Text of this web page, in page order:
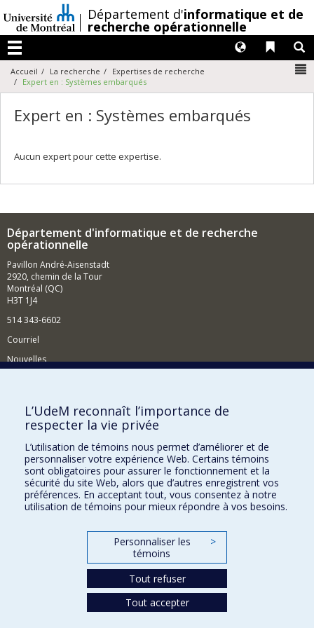
au
contenu
/Département d'informatique et de
recherche opérationnelle
Menu
Liens
Langues
Accueil La recherche
Expertises de recherche
Expert en : Systèmes embarqués
Expert en : Systèmes embarqués
Aucun expert pour cette expertise.
Département d'informatique et de recherche
opérationnelle
Pavillon André-Aisenstadt
2920, chemin de la Tour
Montréal (QC)
H3T 1J4
514 343-6602
Courriel
Nouvelles
Comment soutenir le Département?
BESOIN D'AIDE?
Plan du site
Signaler une erreur
Accessibilité
FACULTÉ DES ARTS ET DES SCIENCES
Nos départements et écoles
L’UdeM reconnaît l’importance de
respecter la vie privée
L’utilisation de témoins nous permet d’améliorer et de
personnaliser votre expérience Web. Certains témoins
sont obligatoires pour assurer le fonctionnement et la
sécurité du site Web, alors que d’autres enregistrent vos
préférences. En acceptant tout, vous consentez à notre
utilisation de témoins pour mieux répondre à vos besoins.
Personnaliser les
témoins
>
Tout refuser
Tout accepter